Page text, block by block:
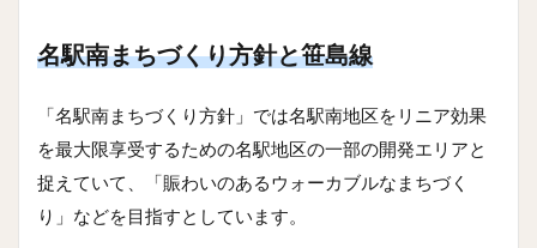
名駅南まちづくり方針と笹島線
「名駅南まちづくり方針」では名駅南地区をリニア効果
を最大限享受するための名駅地区の一部の開発エリアと
捉えていて、「賑わいのあるウォーカブルなまちづく
り」などを目指すとしています。